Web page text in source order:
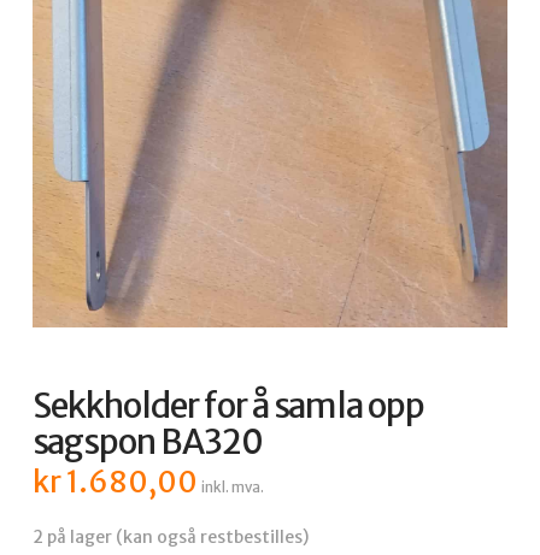
Sekkholder for å samla opp
sagspon BA320
kr1.680,00 inkl. mva.
2 på lager (kan også restbestilles)